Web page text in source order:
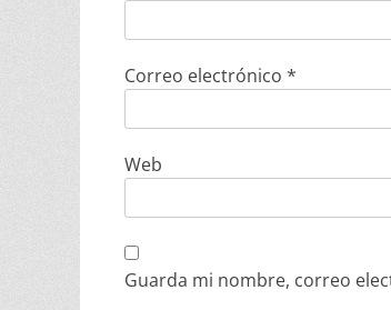
Correo electrónico *
Web
Guarda mi nombre, correo